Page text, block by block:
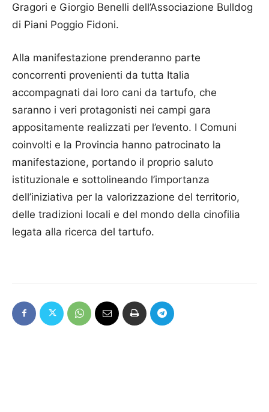
Gragori e Giorgio Benelli dell’Associazione Bulldog
di Piani Poggio Fidoni.
Alla manifestazione prenderanno parte
concorrenti provenienti da tutta Italia
accompagnati dai loro cani da tartufo, che
saranno i veri protagonisti nei campi gara
appositamente realizzati per l’evento. I Comuni
coinvolti e la Provincia hanno patrocinato la
manifestazione, portando il proprio saluto
istituzionale e sottolineando l’importanza
dell’iniziativa per la valorizzazione del territorio,
delle tradizioni locali e del mondo della cinofilia
legata alla ricerca del tartufo.